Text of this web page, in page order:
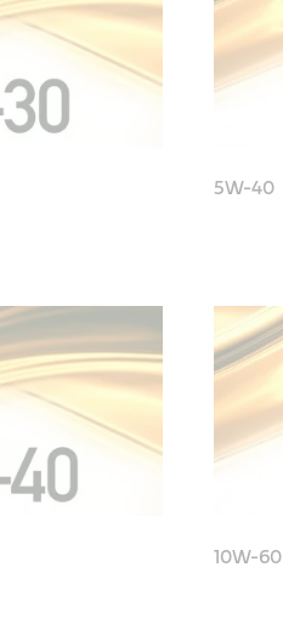
5W-40
10W-60